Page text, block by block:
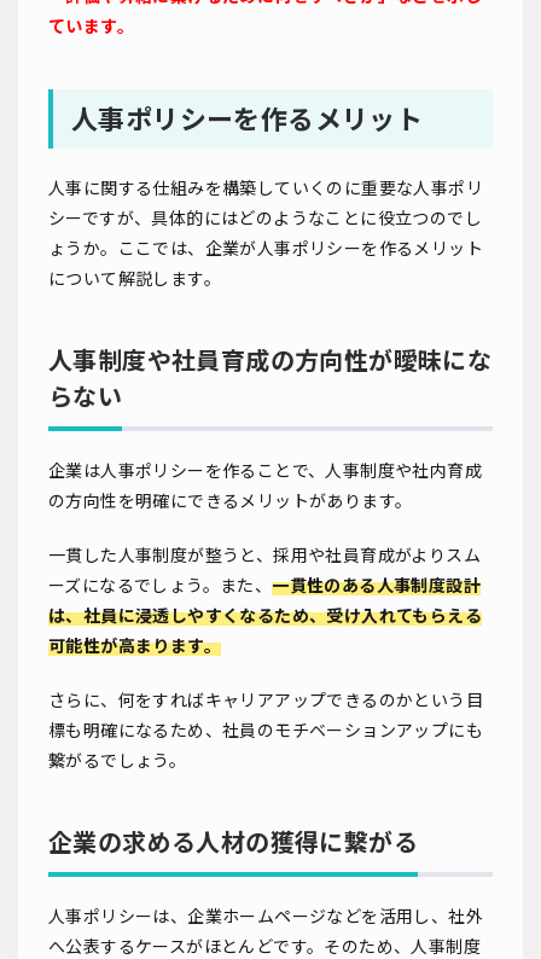
ています。
人事ポリシーを作るメリット
人事に関する仕組みを構築していくのに重要な人事ポリ
シーですが、具体的にはどのようなことに役立つのでし
ょうか。ここでは、企業が人事ポリシーを作るメリット
について解説します。
人事制度や社員育成の方向性が曖昧にな
らない
企業は人事ポリシーを作ることで、人事制度や社内育成
の方向性を明確にできるメリットがあります。
一貫した人事制度が整うと、採用や社員育成がよりスム
ーズになるでしょう。また、一貫性のある人事制度設計
は、社員に浸透しやすくなるため、受け入れてもらえる
可能性が高まります。
さらに、何をすればキャリアアップできるのかという目
標も明確になるため、社員のモチベーションアップにも
繋がるでしょう。
企業の求める人材の獲得に繋がる
人事ポリシーは、企業ホームページなどを活用し、社外
へ公表するケースがほとんどです。そのため、人事制度